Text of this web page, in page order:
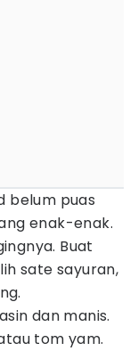
belum puas
enak-enak.
Buat
sate sayuran,
dan manis.
tom yam.